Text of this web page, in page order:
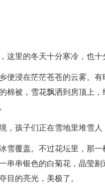
这里的冬天十分寒冷，也十
便浸在茫茫苍苍的云雾。
棉被，雪花飘洒到房顶上
，孩子们正在雪地里堆雪人
雪覆盖。不过花坛里，那
串串银色的白菊花，晶莹
目的亮光，美极了。